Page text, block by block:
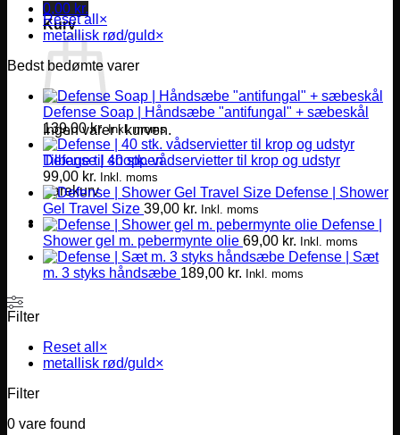
0,00 kr.
Kurv
Ingen varer i kurven.
Tilbage til shoppen
Varekurv
Reset all ×
metallisk rød/guld×
Bedst bedømte varer
Defense Soap | Håndsæbe "antifungal" + sæbeskål
139,00kr. Inkl. moms
Defense | 40 stk. vådservietter til krop og udstyr
99,00 kr. Inkl. moms
Defense | Shower
Gel Travel Size 39,00 kr. Inkl. moms
Defense |
Shower gel m. pebermynte olie 69,00 kr. Inkl. moms
Defense | Sæt
m. 3 styks håndsæbe 189,00 kr. Inkl. moms
Filter
Reset all ×
metallisk rød/guld×
Filter
0 vare found